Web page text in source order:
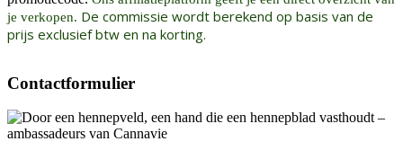
je verkopen. De commissie wordt berekend op basis van de
prijs exclusief btw en na korting.
Contactformulier